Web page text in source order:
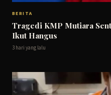
BERITA
Tragedi KMP Mutiara
Ikut Hangus
3 hari yang lalu